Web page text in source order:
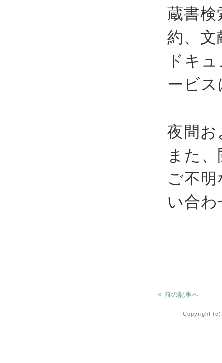
蔵書検
約、文
ドキ
ービ
夜間お
また
ご不
い合
< 前の記事へ
Copyright